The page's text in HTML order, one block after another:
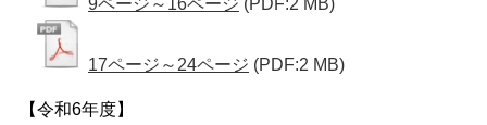
9ページ～16ページ (PDF:2 MB)
17ページ～24ページ (PDF:2 MB)
【令和6年度】